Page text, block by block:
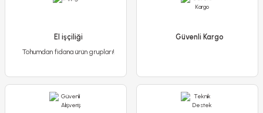
79,90 TL
El işçiliği
Tohumdan fidana ürün grupları!
Güvenli Kargo